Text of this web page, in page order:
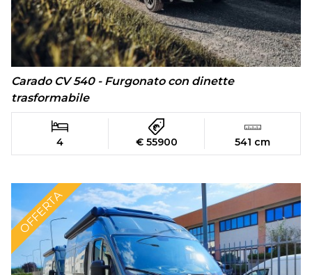
Carado CV 540 - Furgonato con dinette
trasformabile
4 € 55900 541 cm
OFFERTA